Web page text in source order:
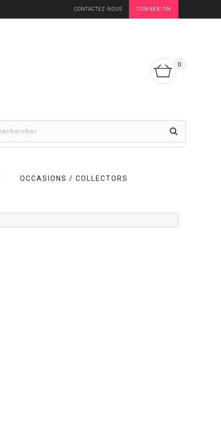
CONNEXION
CONTACTEZ-NOUS
0
OCCASIONS / COLLECTORS